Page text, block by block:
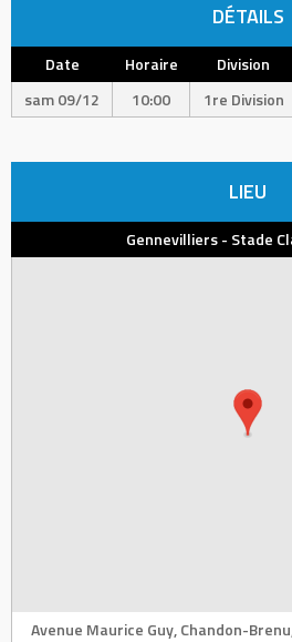
DÉTAILS
Date Horaire Division
sam 09/12
10:00 1re Division
LIEU
Gennevilliers - Stade
Avenue Maurice Guy, Chandon-